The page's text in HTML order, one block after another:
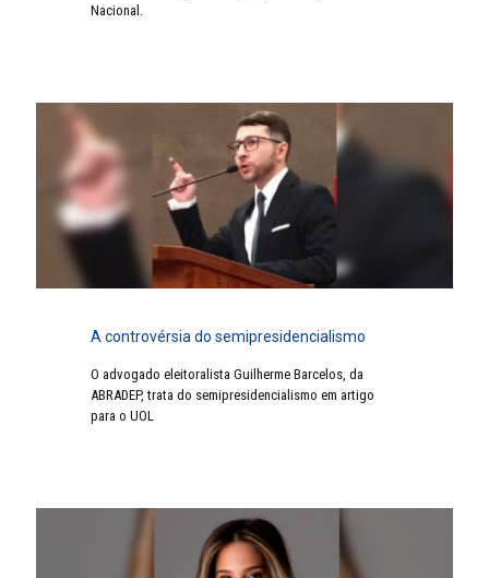
Nacional.
A controvérsia do semipresidencialismo
O advogado eleitoralista Guilherme Barcelos, da
ABRADEP, trata do semipresidencialismo em artigo
para o UOL